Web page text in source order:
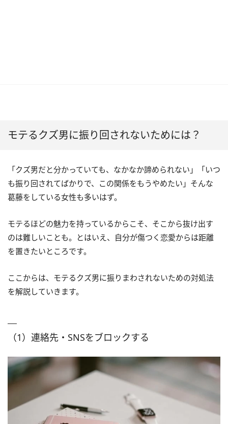
モテるクズ男に振り回されないためには？
「クズ男だと分かっていても、なかなか諦められない」「いつ
も振り回されてばかりで、この関係をもうやめたい」そんな
葛藤をしている女性も多いはず。
モテるほどの魅力を持っているからこそ、そこから抜け出す
のは難しいことも。とはいえ、自分が傷つく恋愛からは距離
を置きたいところです。
ここからは、モテるクズ男に振りまわされないための対処法
を解説していきます。
（1）連絡先・SNSをブロックする